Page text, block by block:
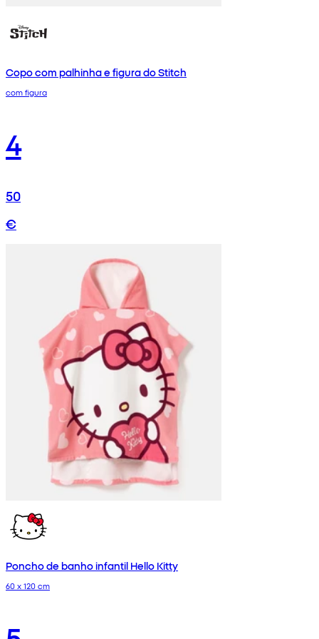
Copo com palhinha e figura do Stitch
com figura
4
50
€
Poncho de banho infantil Hello Kitty
60 x 120 cm